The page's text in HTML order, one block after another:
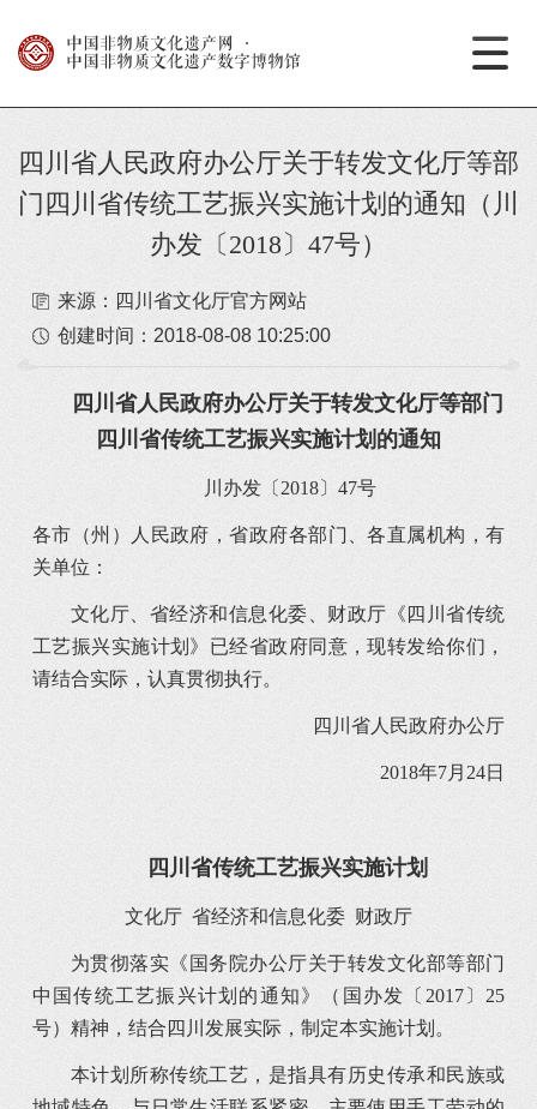
中国非物质文化遗产网
·
中国非物质文化遗产数字博物馆
四川省人民政府办公厅关于转发文化厅等部
门四川省传统工艺振兴实施计划的通知（川
办发〔2018〕47号）
来源：四川省文化厅官方网站
创建时间： 2018-08-08 10:25:00
四川省人民政府办公厅关于转发文化厅等部门
四川省传统工艺振兴实施计划的通知
川办发〔2018〕47号
各市（州）人民政府，省政府各部门、各直属机构，有
关单位：
文化厅、省经济和信息化委、财政厅《四川省传统
工艺振兴实施计划》已经省政府同意，现转发给你们，
请结合实际，认真贯彻执行。
四川省人民政府办公厅
2018年7月24日
四川省传统工艺振兴实施计划
文化厅 省经济和信息化委 财政厅
为贯彻落实《国务院办公厅关于转发文化部等部门
中国传统工艺振兴计划的通知》（国办发〔2017〕25
号）精神，结合四川发展实际，制定本实施计划。
本计划所称传统工艺，是指具有历史传承和民族或